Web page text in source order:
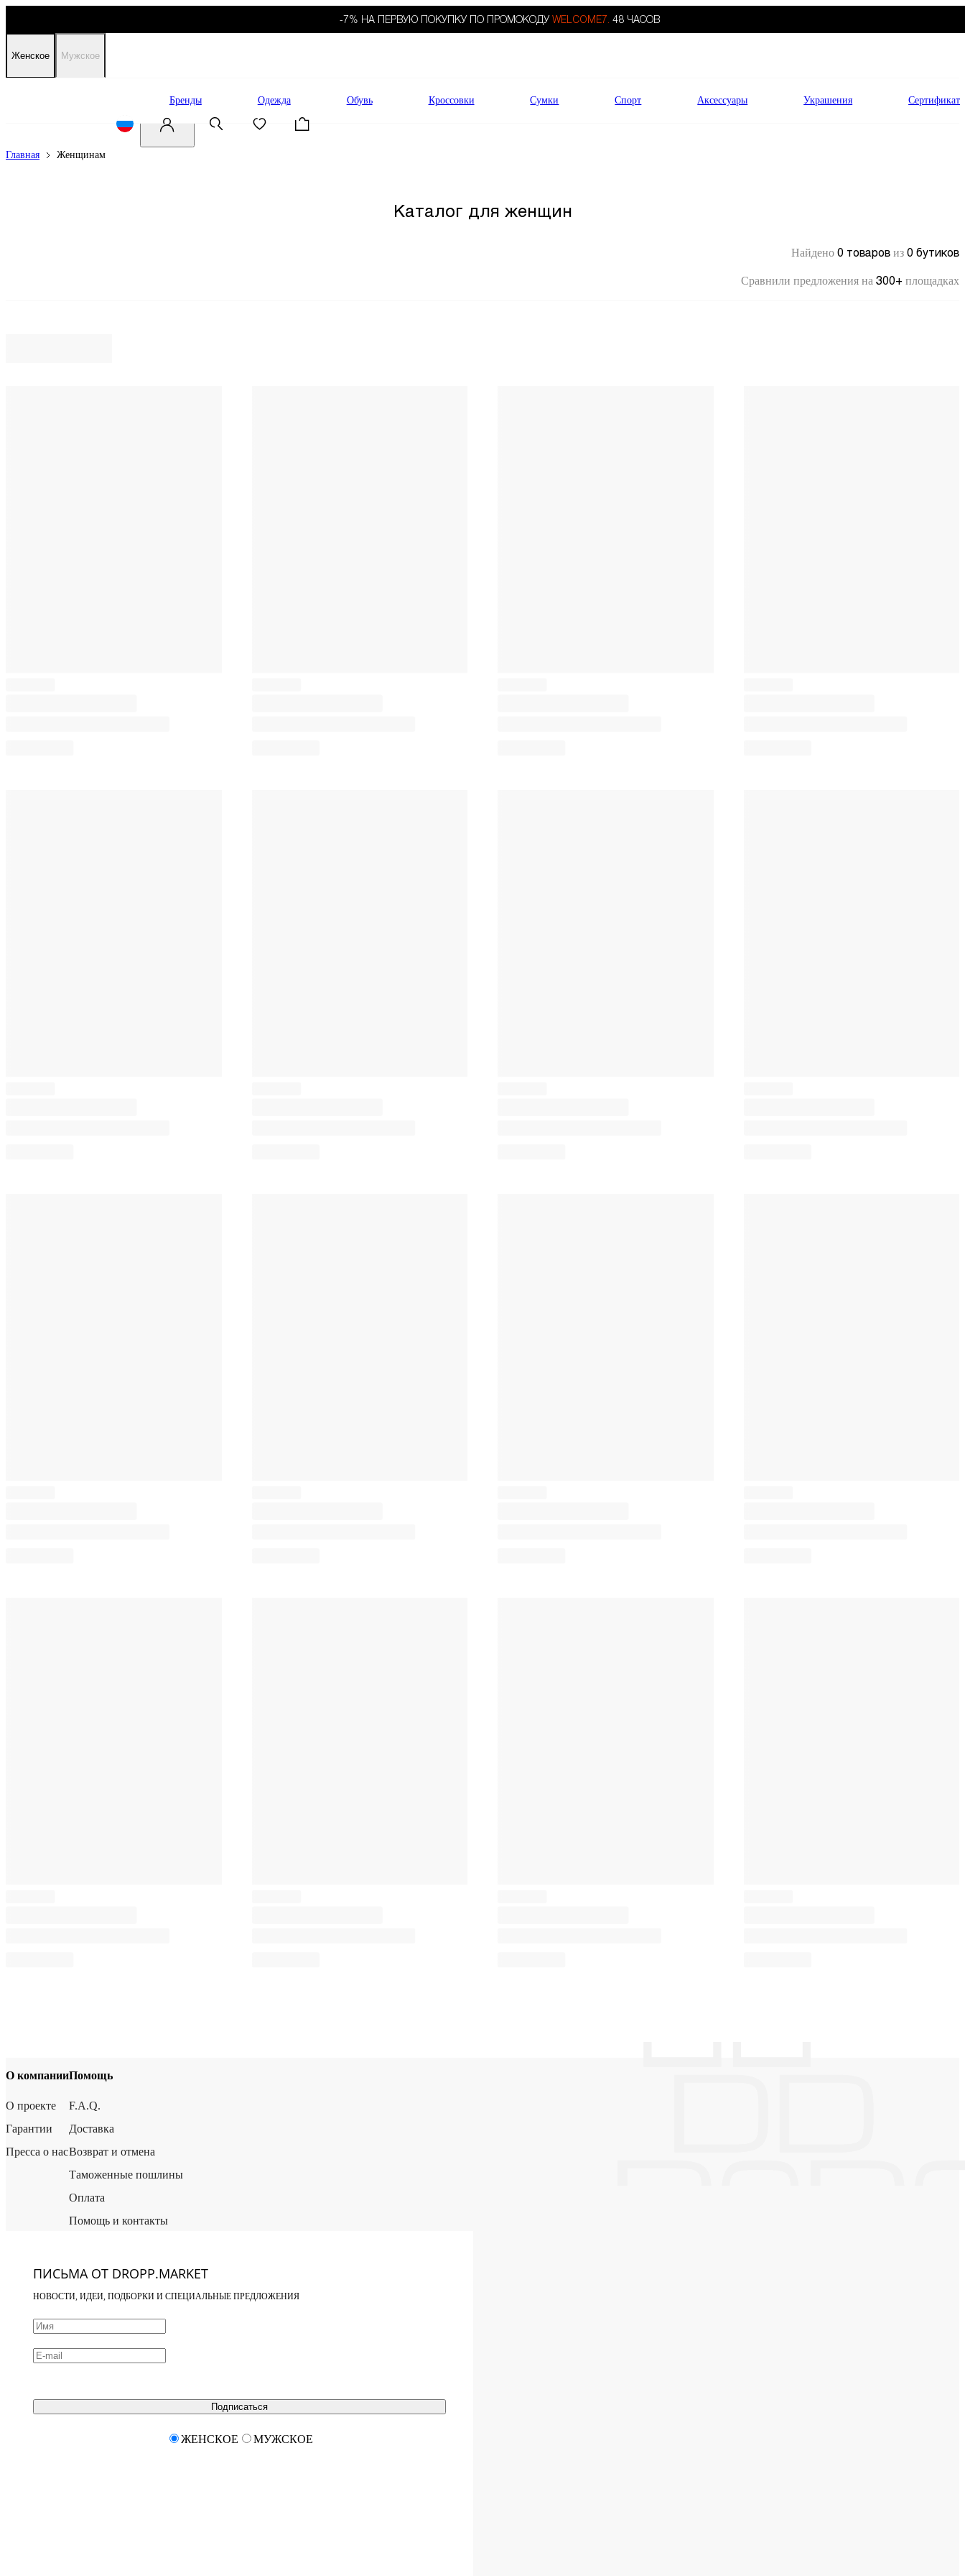
-7% НА ПЕРВУЮ ПОКУПКУ ПО ПРОМОКОДУ WELCOME7. 48 ЧАСОВ
Женское Мужское
Бренды Одежда Обувь Кроссовки Сумки Спорт Аксессуары Украшения Сертификат
Главная Женщинам
Каталог для женщин
Найдено 0 товаров из 0 бутиков
Сравнили предложения на 300+ площадках
О компании
О проекте
Гарантии
Пресса о нас
Помощь
F.A.Q.
Доставка
Возврат и отмена
Таможенные пошлины
Оплата
Помощь и контакты
ПИСЬМА ОТ DROPP.MARKET
НОВОСТИ, ИДЕИ, ПОДБОРКИ И СПЕЦИАЛЬНЫЕ ПРЕДЛОЖЕНИЯ
Подписаться
ЖЕНСКОЕ МУЖСКОЕ